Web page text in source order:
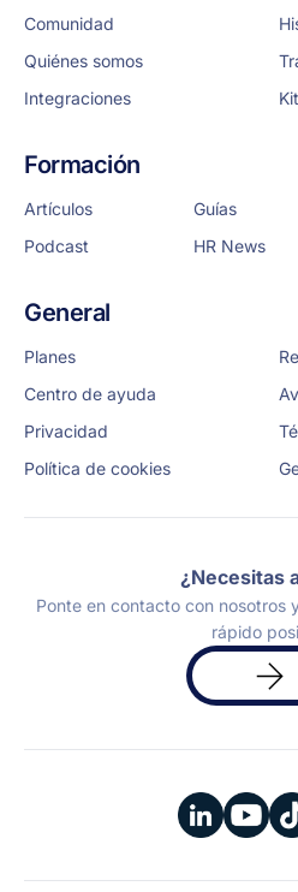
Comunidad
Quiénes somos
Integraciones
Formación
Artículos Guías
Podcast
HR News
General
Planes
Centro de ayuda
Privacidad
Política de cookies
¿Necesitas
Ponte en contacto con nosotros
rápido
Solicita
una
demo